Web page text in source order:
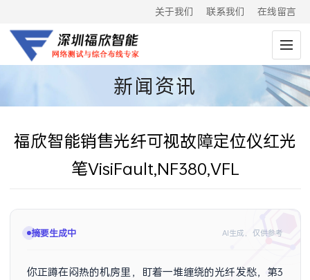
关于我们 联系我们 在线留言
新闻资讯
福欣智能销售光纤可视故障定位仪红光
笔VisiFault,NF380,VFL
摘要生成中 AI生成，仅供参考
你正蹲在闷热的机房里，盯着一堆缠绕的光纤发愁，第3